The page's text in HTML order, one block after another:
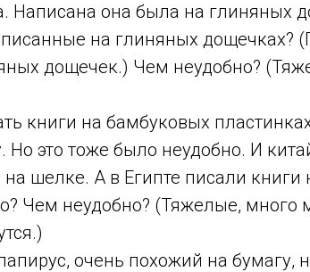
Написана она была на глиняных
на глиняных дощечках?
дощечек.) Чем неудобно?
книги на бамбуковых
это тоже было неудобно. И
шелке. А в Египте писали книги
Чем неудобно? (Тяжелые, много
очень похожий на бумагу,